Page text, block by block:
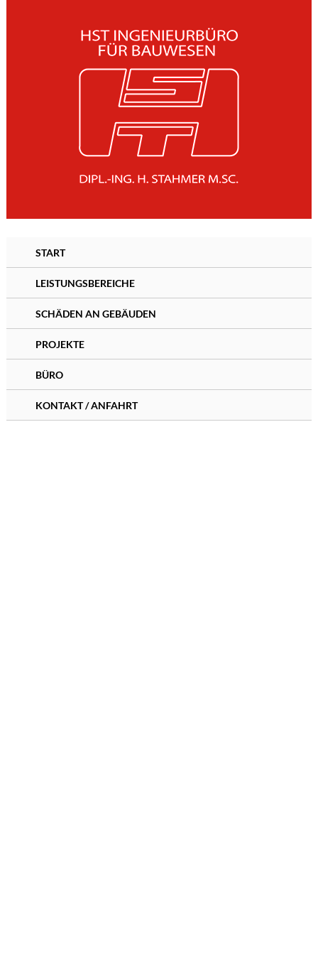
START
LEISTUNGSBEREICHE
SCHÄDEN AN GEBÄUDEN
PROJEKTE
BÜRO
KONTAKT / ANFAHRT